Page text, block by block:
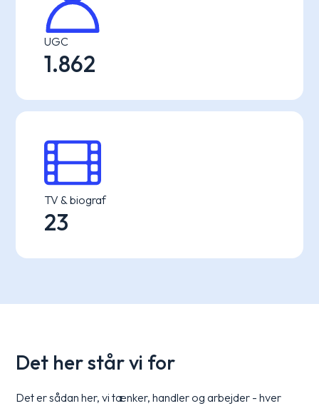
UGC
1.862
TV & biograf
23
Det her står vi for
Det er sådan her, vi tænker, handler og arbejder - hver